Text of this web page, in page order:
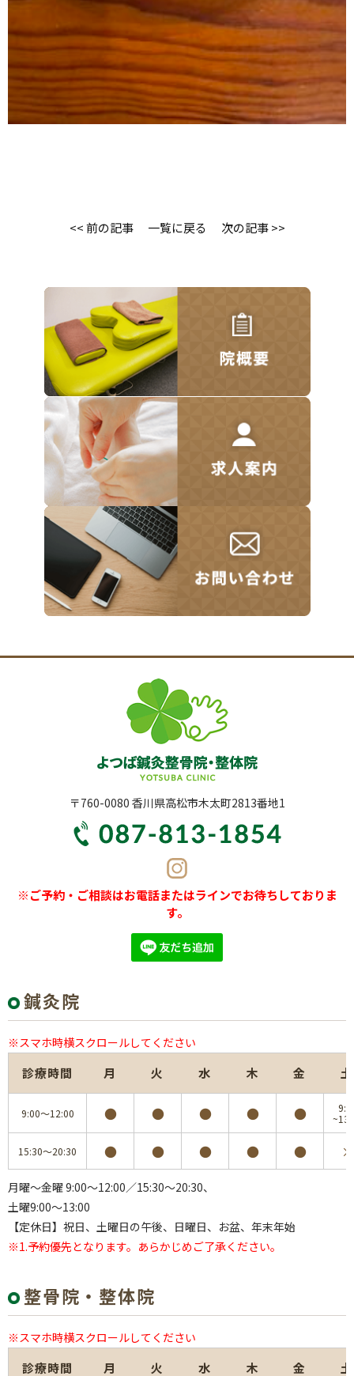
<< 前の記事 一覧に戻る 次の記事 >>
〒760-0080 香川県高松市木太町2813番地1
※ご予約・ご相談はお電話またはラインでお待ちしておりま
す。
鍼灸院
※スマホ時横スクロールしてください
診療時間 月 火 水 木 金 土
9:00～12:00 ● ● ● ● ●
15:30～20:30 ● ● ● ● ● ×
月曜～金曜 9:00～12:00／15:30～20:30、
土曜9:00～13:00
【定休日】祝日、土曜日の午後、日曜日、お盆、年末年始
※1.予約優先となります。あらかじめご了承ください。
整骨院・整体院
※スマホ時横スクロールしてください
診療時間 月 火 水 木 金 土